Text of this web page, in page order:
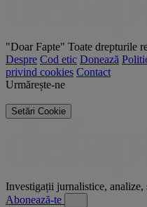
"Doar Fapte" Toate drepturile
Despre Cod etic Donează
privind cookies Contact
Urmărește-ne
Setări Cookie
Investigații jurnalistice, analize,
Abonează-te